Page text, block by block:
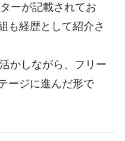
ーが記載されてお
も経歴として紹介さ
かしながら、フリー
ージに進んだ形で